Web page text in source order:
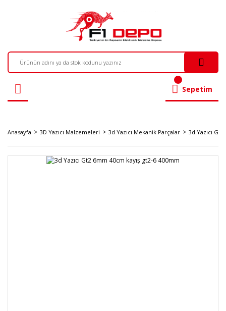
Sepetim
Anasayfa 3D Yazıcı Malzemeleri 3d Yazıcı Mekanik Parçalar 3d Yazıcı